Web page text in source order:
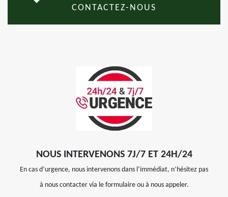
CONTACTEZ-NOUS
NOUS INTERVENONS 7J/7 ET 24H/24
En cas d’urgence, nous intervenons dans l’immédiat, n’hésitez pas
à nous contacter via le formulaire ou à nous appeler.